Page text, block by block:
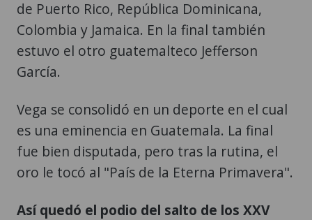
estuvo el otro guatemalteco Jefferson
García.
Vega se consolidó en un deporte en el cual
fue bien disputada, pero tras la rutina, el
oro le tocó al "País de la Eterna Primavera".
Así quedó el podio del salto de los XXV
Santo Domingo 2026: